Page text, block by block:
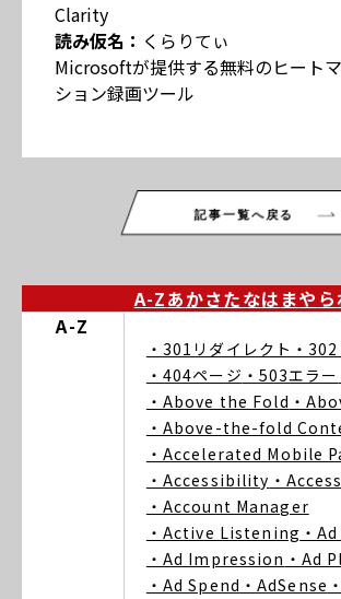
Clarity
読み仮名： くらりてぃ
Microsoftが提供する無料のヒート
ション録画ツール
記事一覧へ戻る
A-Zあかさたなは まや ら
A-Z
・301リダイレクト ・
・404ページ ・503エラー
・Above the Fold ・
・Above-the-fold
・Accelerated Mobile
・Accessibility ・
・Account Manager
・Active Listening ・
・Ad Impression ・Ad
・Ad Spend ・AdSense